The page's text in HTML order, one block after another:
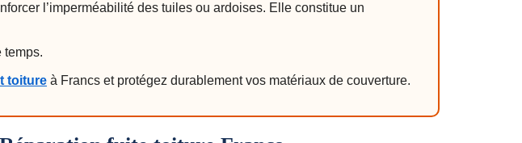
l’imperméabilité des tuiles ou ardoises. Elle constitue un
temps.
toiture à Francs et protégez durablement vos matériaux de couverture.